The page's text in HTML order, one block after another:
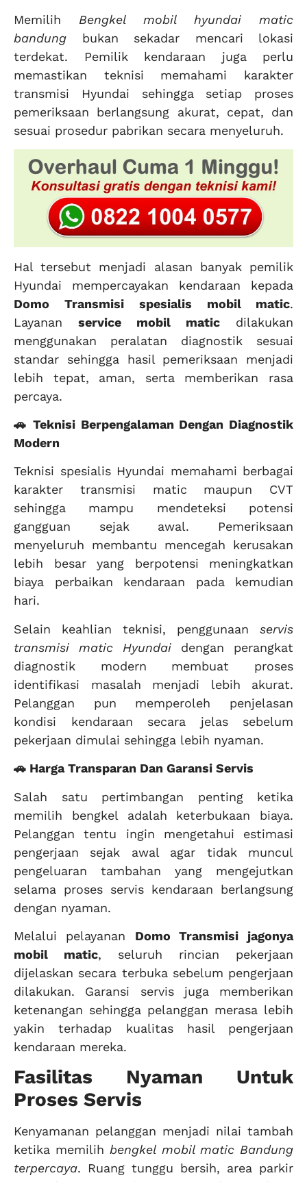
Memilih Bengkel mobil hyundai matic
bandung bukan sekadar mencari lokasi
terdekat. Pemilik kendaraan juga perlu
memastikan teknisi memahami karakter
transmisi Hyundai sehingga setiap proses
pemeriksaan berlangsung akurat, cepat, dan
sesuai prosedur pabrikan secara menyeluruh.
Hal tersebut menjadi alasan banyak pemilik
Hyundai mempercayakan kendaraan kepada
Domo Transmisi
spesialis mobil matic.
Layanan service mobil matic dilakukan
menggunakan peralatan diagnostik sesuai
standar sehingga hasil pemeriksaan menjadi
lebih tepat, aman, serta memberikan rasa
percaya.
🚗 Teknisi Berpengalaman Dengan Diagnostik
Modern
Teknisi spesialis Hyundai memahami berbagai
karakter transmisi matic maupun CVT
sehingga mampu mendeteksi potensi
gangguan sejak awal. Pemeriksaan
menyeluruh membantu mencegah kerusakan
lebih besar yang berpotensi meningkatkan
biaya perbaikan kendaraan pada kemudian
hari.
Selain keahlian teknisi, penggunaan servis
transmisi matic Hyundai dengan perangkat
diagnostik modern membuat proses
identifikasi masalah menjadi lebih akurat.
Pelanggan pun memperoleh penjelasan
kondisi kendaraan secara jelas sebelum
pekerjaan dimulai sehingga lebih nyaman.
🚗 Harga Transparan Dan Garansi Servis
Salah satu pertimbangan penting ketika
memilih bengkel adalah keterbukaan biaya.
Pelanggan tentu ingin mengetahui estimasi
pengerjaan sejak awal agar tidak muncul
pengeluaran tambahan yang mengejutkan
selama proses servis kendaraan berlangsung
dengan nyaman.
Melalui pelayanan Domo Transmisi
jagonya
mobil matic, seluruh rincian pekerjaan
dijelaskan secara terbuka sebelum pengerjaan
dilakukan. Garansi servis juga memberikan
ketenangan sehingga pelanggan merasa lebih
yakin terhadap kualitas hasil pengerjaan
kendaraan mereka.
Fasilitas Nyaman Untuk
Proses Servis
Kenyamanan pelanggan menjadi nilai tambah
ketika memilihbengkel mobil matic Bandung
terpercaya. Ruang tunggu bersih, area parkir